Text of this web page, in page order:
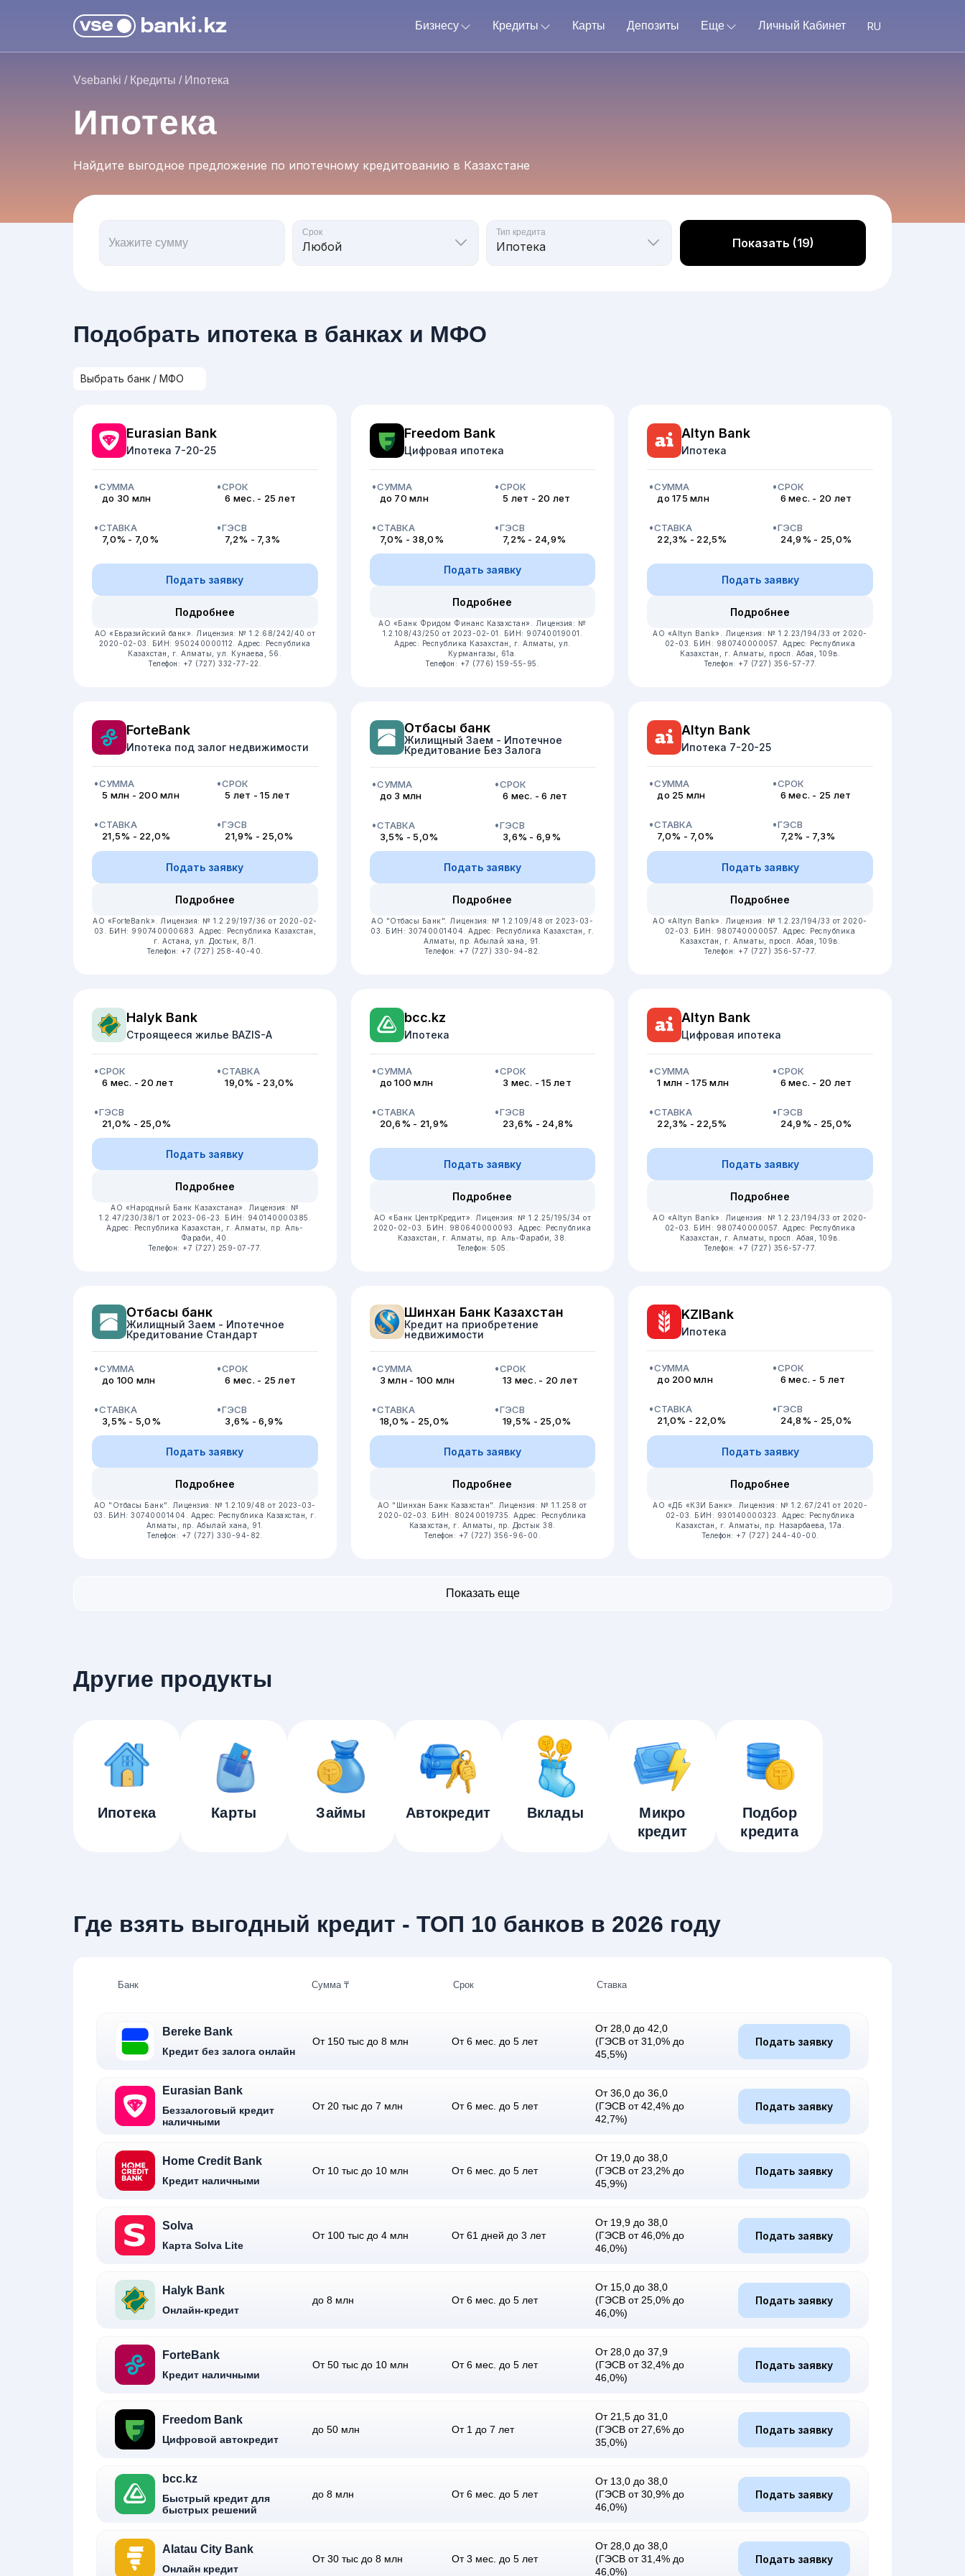
Бизнесу Кредиты Карты Депозиты Еще Личный Кабинет
Vsebanki / Кредиты / Ипотека
Ипотека
Найдите выгодное предложение по ипотечному кредитованию в Казахстане
Укажите сумму
Срок Тип кредита
Показать (19)
Подобрать ипотека в банках и МФО
Eurasian Bank
Ипотека 7-20-25
СУММА
до 30 млн
СРОК
6 мес. - 25 лет
СТАВКА
7,0% - 7,0%
ГЭСВ
7,2% - 7,3%
Подать заявку
Подробнее
АО «Евразийский банк».
Лицензия: № 1.2.68/242/40 от
2020-02-03. БИН: 950240000112.Адрес: Республика
Казахстан, г. Алматы, ул. Кунаева, 56.
Телефон: +7 (727) 332-77-22.
Freedom Bank
Цифровая ипотека
СУММА
до 70 млн
СРОК
5 лет - 20 лет
СТАВКА
7,0% - 38,0%
ГЭСВ
7,2% - 24,9%
Подать заявку
Подробнее
АО «Банк Фридом Финанс Казахстан».
Лицензия: №
1.2.108/43/250 от 2023-02-01.
БИН: 90740019001.
Адрес: Республика Казахстан, г. Алматы, ул.
Курмангазы, 61а.
Телефон: +7 (776) 159-55-95.
Altyn Bank
Ипотека
СУММА
до 175 млн
СРОК
6 мес. - 20 лет
СТАВКА
22,3% - 22,5%
ГЭСВ
24,9% - 25,0%
Подать заявку
Подробнее
АО «Altyn Bank».
Лицензия: № 1.2.23/194/33 от 2020-
02-03. БИН: 980740000057. Адрес: Республика
Казахстан, г. Алматы, просп. Абая, 109в.
Телефон: +7 (727) 356-57-77.
ForteBank
Ипотека под залог недвижимости
СУММА
5 млн - 200 млн
СРОК
5 лет - 15 лет
СТАВКА
21,5% - 22,0%
ГЭСВ
21,9% - 25,0%
Подать заявку
Подробнее
АО «ForteBank».
Лицензия: № 1.2.29/197/36 от 2020-02-
03.
БИН: 990740000683.Адрес: Республика Казахстан,
г. Астана, ул. Достык, 8/1.
Телефон: +7 (727) 258-40-40.
Отбасы банк
Жилищный Заем - Ипотечное
Кредитование Без Залога
СУММА
до 3 млн
СРОК
6 мес. - 6 лет
СТАВКА
3,5% - 5,0%
ГЭСВ
3,6% - 6,9%
Подать заявку
Подробнее
АО "Отбасы Банк".
Лицензия: № 1.2.109/48 от 2023-03-
03. БИН: 30740001404.Адрес: Республика Казахстан, г.
Алматы, пр. Абылай хана, 91.
Телефон: +7 (727) 330-94-82.
Altyn Bank
Ипотека 7-20-25
СУММА
до 25 млн
СРОК
6 мес. - 25 лет
СТАВКА
7,0% - 7,0%
ГЭСВ
7,2% - 7,3%
Подать заявку
Подробнее
АО «Altyn Bank».
Лицензия: № 1.2.23/194/33 от 2020-
02-03. БИН: 980740000057. Адрес: Республика
Казахстан, г. Алматы, просп. Абая, 109в.
Телефон: +7 (727) 356-57-77.
Halyk Bank
Строящееся жилье BAZIS-A
СРОК
6 мес. - 20 лет
СТАВКА
19,0% - 23,0%
ГЭСВ
21,0% - 25,0%
Подать заявку
Подробнее
АО «Народный Банк Казахстана».
Лицензия: №
1.2.47/230/38/1 от 2023-06-23. БИН: 940140000385.
Адрес: Республика Казахстан, г. Алматы, пр. Аль-
Фараби, 40.
Телефон: +7 (727) 259-07-77.
bcc.kz
Ипотека
СУММА
до 100 млн
СРОК
3 мес. - 15 лет
СТАВКА
20,6% - 21,9%
ГЭСВ
23,6% - 24,8%
Подать заявку
Подробнее
АО «Банк ЦентрКредит».
Лицензия: № 1.2.25/195/34 от
2020-02-03. БИН: 980640000093. Адрес: Республика
Казахстан, г. Алматы, пр. Аль-Фараби, 38.
Телефон: 505.
Altyn Bank
Цифровая ипотека
СУММА
1 млн - 175 млн
СРОК
6 мес. - 20 лет
СТАВКА
22,3% - 22,5%
ГЭСВ
24,9% - 25,0%
Подать заявку
Подробнее
АО «Altyn Bank».
Лицензия: № 1.2.23/194/33 от 2020-
02-03. БИН: 980740000057. Адрес: Республика
Казахстан, г. Алматы, просп. Абая, 109в.
Телефон: +7 (727) 356-57-77.
Отбасы банк
Жилищный Заем - Ипотечное
Кредитование Стандарт
СУММА
до 100 млн
СРОК
6 мес. - 25 лет
СТАВКА
3,5% - 5,0%
ГЭСВ
3,6% - 6,9%
Подать заявку
Подробнее
АО "Отбасы Банк".
Лицензия: № 1.2.109/48 от 2023-03-
03.
БИН: 30740001404. Адрес: Республика Казахстан, г.
Алматы, пр. Абылай хана, 91.
Телефон: +7 (727) 330-94-82.
Шинхан Банк Казахстан
Кредит на приобретение
недвижимости
СУММА
3 млн - 100 млн
СРОК
13 мес. - 20 лет
СТАВКА
18,0% - 25,0%
ГЭСВ
19,5% - 25,0%
Подать заявку
Подробнее
АО "Шинхан Банк Казахстан".
Лицензия: № 1.1.258 от
2020-02-03. БИН: 80240019735.Адрес: Республика
Казахстан, г. Алматы, пр. Достык 38.
Телефон: +7 (727) 356-96-00.
KZIBank
Ипотека
СУММА
до 200 млн
СРОК
6 мес. - 5 лет
СТАВКА
21,0% - 22,0%
ГЭСВ
24,8% - 25,0%
Подать заявку
Подробнее
АО «ДБ «КЗИ Банк».
Лицензия: № 1.2.67/241 от 2020-
02-03. БИН: 930140000323. Адрес: Республика
Казахстан, ​г. Алматы, пр. Назарбаева, 17а.
Телефон: +7 (727) 244-40-00.
Показать еще
Другие продукты
Ипотека Карты Займы Автокредит Вклады
Микро
кредит
Подбор
кредита
Где взять выгодный кредит - ТОП 10 банков в 2026 году
Банк Сумма ₸ Срок Ставка
Bereke Bank
Кредит без залога онлайн
От 150 тыс до 8 млн От 6 мес. до 5 лет
От 28,0 до 42,0
(ГЭСВ от 31,0% до
45,5%)
Подать заявку
Eurasian Bank
Беззалоговый кредит
наличными
От 20 тыс до 7 млн От 6 мес. до 5 лет
От 36,0 до 36,0
(ГЭСВ от 42,4% до
42,7%)
Подать заявку
Home Credit Bank
Кредит наличными
От 10 тыс до 10 млн От 6 мес. до 5 лет
От 19,0 до 38,0
(ГЭСВ от 23,2% до
45,9%)
Подать заявку
Solva
Карта Solva Lite
От 100 тыс до 4 млн От 61 дней до 3 лет
От 19,9 до 38,0
(ГЭСВ от 46,0% до
46,0%)
Подать заявку
Halyk Bank
Онлайн-кредит
до 8 млн От 6 мес. до 5 лет
От 15,0 до 38,0
(ГЭСВ от 25,0% до
46,0%)
Подать заявку
ForteBank
Кредит наличными
От 50 тыс до 10 млн От 6 мес. до 5 лет
От 28,0 до 37,9
(ГЭСВ от 32,4% до
46,0%)
Подать заявку
Freedom Bank
Цифровой автокредит
до 50 млн От 1 до 7 лет
От 21,5 до 31,0
(ГЭСВ от 27,6% до
35,0%)
Подать заявку
bcc.kz
Быстрый кредит для
быстрых решений
до 8 млн От 6 мес. до 5 лет
От 13,0 до 38,0
(ГЭСВ от 30,9% до
46,0%)
Подать заявку
Alatau City Bank
Онлайн кредит
От 30 тыс до 8 млн От 3 мес. до 5 лет
От 28,0 до 38,0
(ГЭСВ от 31,4% до
46,0%)
Подать заявку